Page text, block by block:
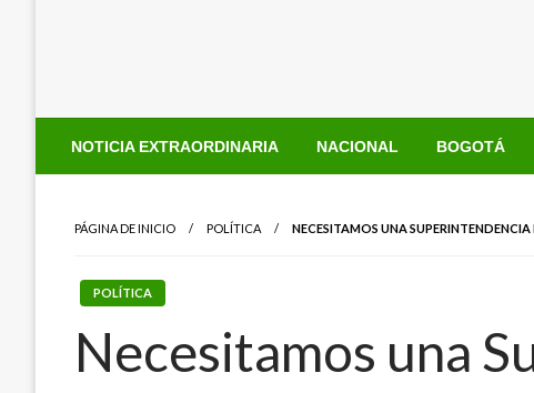
NOTICIA EXTRAORDINARIA NACIONAL BOGOTÁ
PÁGINA DE INICIO POLÍTICA NECESITAMOS UNA
POLÍTICA
Necesitamos una